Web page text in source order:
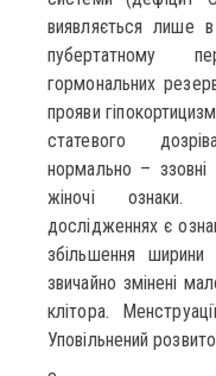
виявляється лише
пубертатному
гормональних
прояви
статевого
нормально – ззовні
жіночі ознаки.
дослідженнях є
збільшення ширини
звичайно змінені
клітора.
Уповільнений